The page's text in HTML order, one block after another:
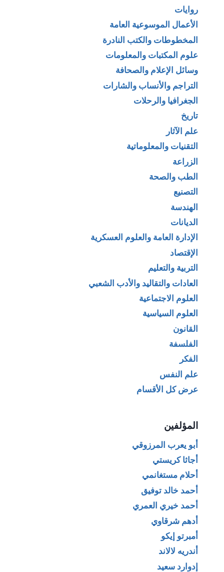
روايات
الأعمال الموسوعية العامة
المخطوطات والكتب النادرة
علوم المكتبات والمعلومات
وسائل الإعلام والصحافة
التراجم والأنساب والشارات
الجغرافيا والرحلات
تاريخ
علم الآثار
التقنيات والمعلوماتية
الزراعة
الطب والصحة
التصنيع
الهندسة
الديانات
الإدارة العامة والعلوم العسكرية
الإقتصاد
التربية والتعليم
العادات والتقاليد والأدب الشعبي
العلوم الاجتماعية
العلوم السياسية
القانون
الفلسفة
الفكر
علم النفس
عرض كل الأقسام
المؤلفين
أبو يعرب المرزوقي
أجاثا كريستي
أحلام مستغانمي
أحمد خالد توفيق
أحمد خيري العمري
أدهم شرقاوي
أمبرتو إيكو
أندريه لالاند
إدوارد سعيد